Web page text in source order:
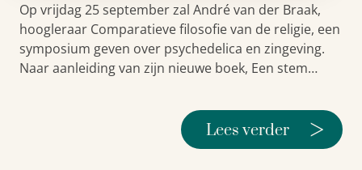
Op vrijdag 25 september zal André van der Braak,
hoogleraar Comparatieve filosofie van de religie, een
symposium geven over psychedelica en zingeving.
Naar aanleiding van zijn nieuwe boek, Een stem…
Lees verder >